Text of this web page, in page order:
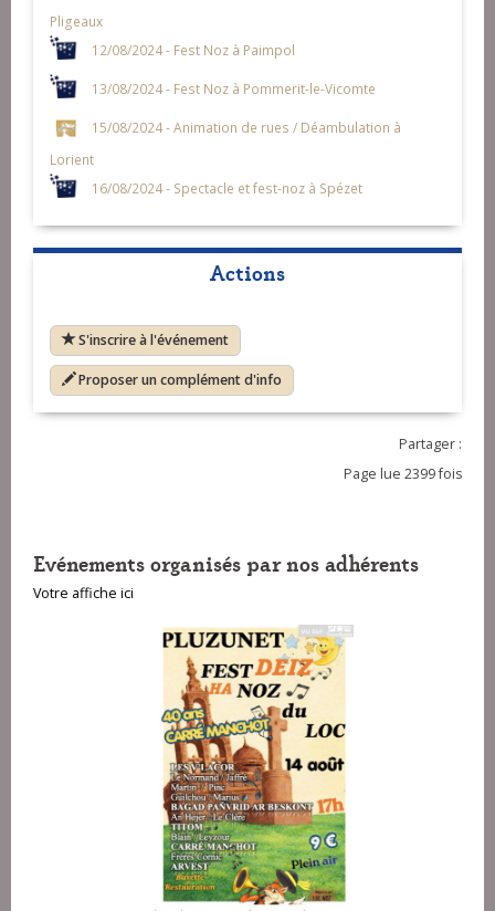
Pligeaux
12/08/2024 - Fest Noz à Paimpol
13/08/2024 - Fest Noz à Pommerit-le-Vicomte
15/08/2024 - Animation de rues / Déambulation à
Lorient
16/08/2024 - Spectacle et fest-noz à Spézet
Actions
S'inscrire à l'événement
Proposer un complément d'info
Partager :
Page lue 2399 fois
Evénements organisés par nos adhérents
Votre affiche ici